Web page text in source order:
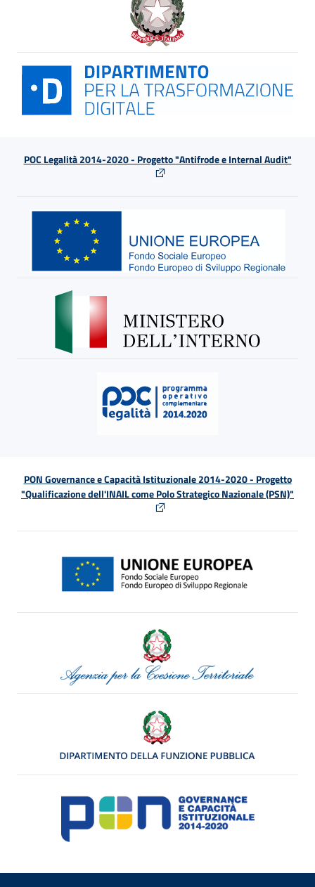
POC Legalità 2014-2020 - Progetto "Antifrode e Internal Audit"
PON Governance e Capacità Istituzionale 2014-2020 - Progetto
"Qualificazione dell'INAIL come Polo Strategico Nazionale (PSN)"